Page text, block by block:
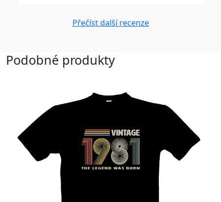
Přečíst další recenze
Podobné produkty